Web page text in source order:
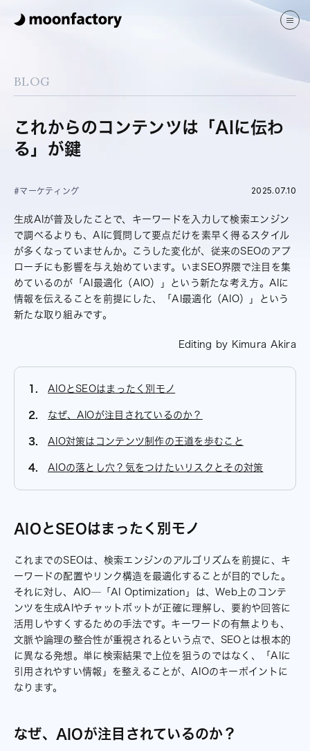
ブログ
会社案内
JP EN
お問い合わせ
BLOG
これからのコンテンツは「AIに伝わ
る」が鍵
#マーケティング 2025.07.10
生成AIが普及したことで、キーワードを入力して検索エンジン
で調べるよりも、AIに質問して要点だけを素早く得るスタイル
が多くなっていませんか。こうした変化が、従来のSEOのアプ
ローチにも影響を与え始めています。いまSEO界隈で注目を集
めているのが「AI最適化（AIO）」という新たな考え方。AIに
情報を伝えることを前提にした、「AI最適化（AIO）」という
新たな取り組みです。
Editing by Kimura Akira
AIOとSEOはまったく別モノ
なぜ、AIOが注目されているのか？
AIO対策はコンテンツ制作の王道を歩むこと
AIOの落とし穴？気をつけたいリスクとその対策
AIOとSEOはまったく別モノ
これまでのSEOは、検索エンジンのアルゴリズムを前提に、キ
ーワードの配置やリンク構造を最適化することが目的でした。
それに対し、AIO─「AI Optimization」は、Web上のコンテ
ンツを生成AIやチャットボットが正確に理解し、要約や回答に
活用しやすくするための手法です。キーワードの有無よりも、
文脈や論理の整合性が重視されるという点で、SEOとは根本的
に異なる発想。単に検索結果で上位を狙うのではなく、「AIに
引用されやすい情報」を整えることが、AIOのキーポイントに
なります。
なぜ、AIOが注目されているのか？